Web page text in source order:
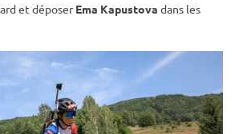
et déposerEma Kapustova dans les